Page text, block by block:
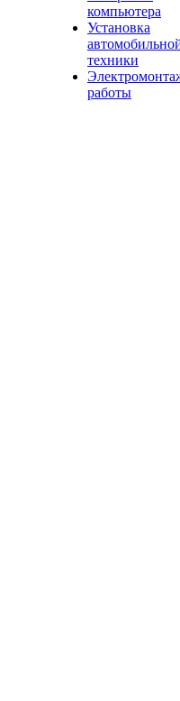
компьютера
Установка
техники
работы